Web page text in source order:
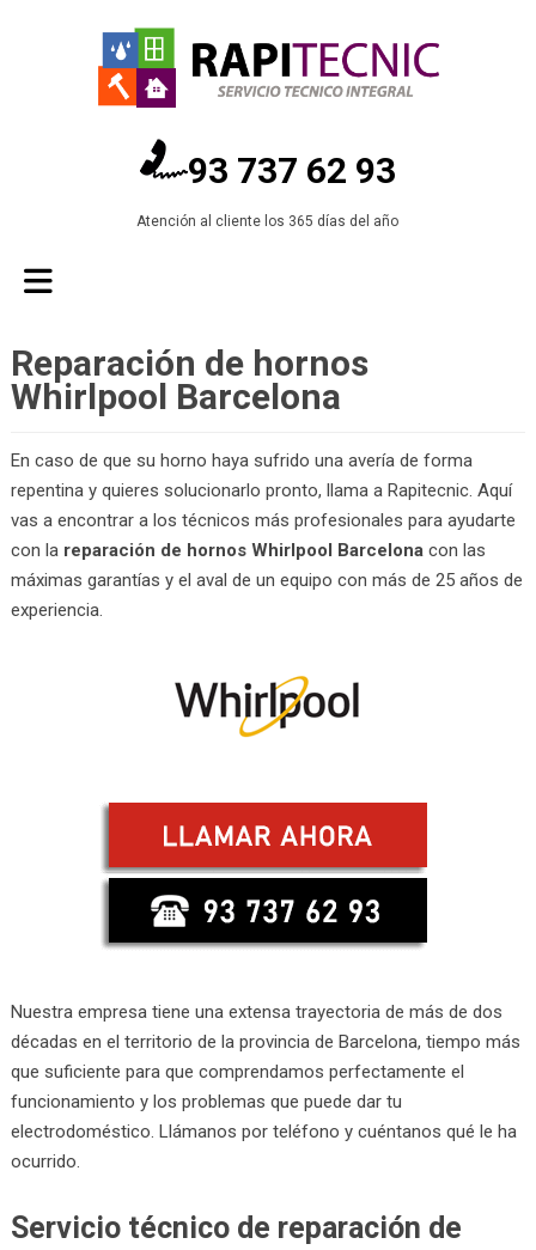
93 737 62 93
Atención al cliente los 365 días del año
Reparación de hornos
Whirlpool Barcelona
En caso de que su horno haya sufrido una avería de forma
repentina y quieres solucionarlo pronto, llama a Rapitecnic. Aquí
vas a encontrar a los técnicos más profesionales para ayudarte
con la reparación de hornos Whirlpool Barcelonacon las
máximas garantías y el aval de un equipo con más de 25 años de
experiencia.
Nuestra empresa tiene una extensa trayectoria de más de dos
décadas en el territorio de la provincia de Barcelona, tiempo más
que suficiente para que comprendamos perfectamente el
funcionamiento y los problemas que puede dar tu
electrodoméstico. Llámanos por teléfono y cuéntanos qué le ha
ocurrido.
Servicio técnico de reparación de